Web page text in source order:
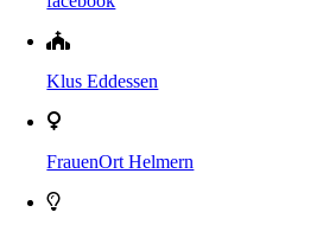
Klus Eddessen
FrauenOrt Helmern